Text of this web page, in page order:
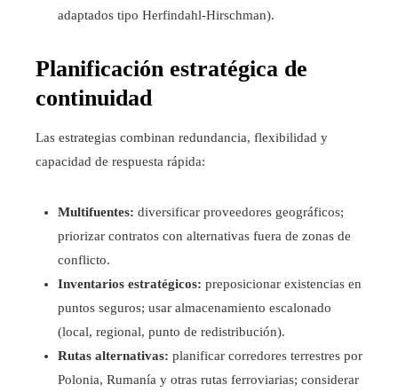
adaptados tipo Herfindahl-Hirschman).
Planificación estratégica de
continuidad
Las estrategias combinan redundancia, flexibilidad y
capacidad de respuesta rápida:
Multifuentes: diversificar proveedores geográficos;
priorizar contratos con alternativas fuera de zonas de
conflicto.
Inventarios estratégicos: preposicionar existencias en
puntos seguros; usar almacenamiento escalonado
(local, regional, punto de redistribución).
Rutas alternativas: planificar corredores terrestres por
Polonia, Rumanía y otras rutas ferroviarias; considerar